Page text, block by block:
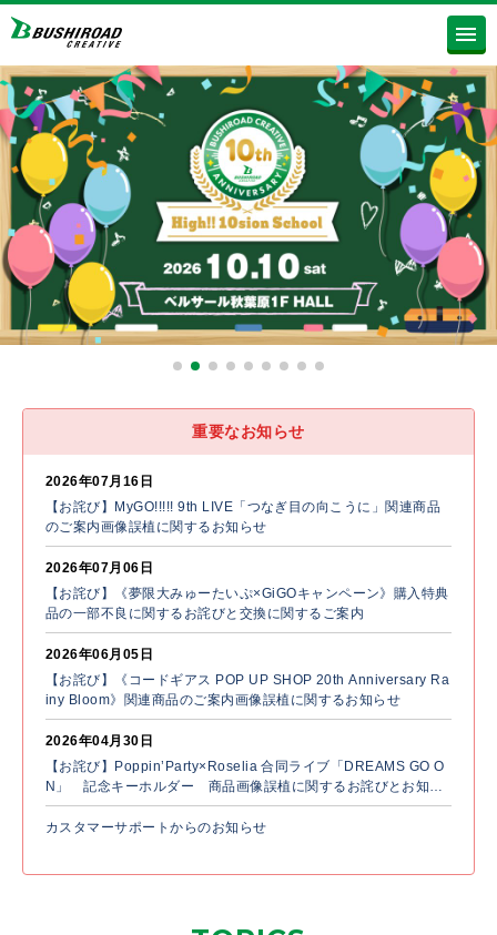
重要なお知らせ
2026年07月16日
【お詫び】MyGO!!!!! 9th LIVE「つなぎ目の向こうに」関連商品
のご案内画像誤植に関するお知らせ
2026年07月06日
【お詫び】《夢限大みゅーたいぷ×GiGOキャンペーン》購入特典
品の一部不良に関するお詫びと交換に関するご案内
2026年06月05日
【お詫び】《コードギアス POP UP SHOP 20th Anniversary Ra
iny Bloom》関連商品のご案内画像誤植に関するお知らせ
2026年04月30日
【お詫び】Poppin’Party×Roselia 合同ライブ「DREAMS GO O
N」 記念キーホルダー 商品画像誤植に関するお詫びとお知ら
せ
カスタマーサポートからのお知らせ